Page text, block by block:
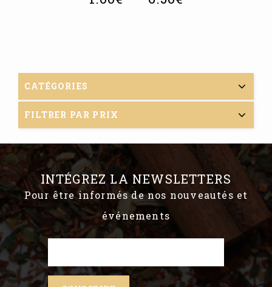
CATÉGORIES
FILTRER PAR PRIX
INTÉGREZ LA NEWSLETTERS
Pour être informés de nos nouveautés et
événements